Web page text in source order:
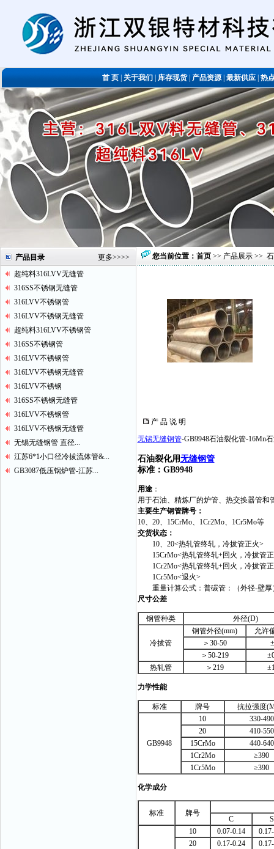
首 页关于我们库存现货|产品资源|最新供应|热
产品目录 更多>>>>
超纯料316LVV无缝管
316SS不锈钢无缝管
316LVV不锈钢管
316LVV不锈钢无缝管
超纯料316LVV不锈钢管
316SS不锈钢管
316LVV不锈钢管
316LVV不锈钢无缝管
316LVV不锈钢
316SS不锈钢无缝管
316LVV不锈钢管
316LVV不锈钢无缝管
无锡无缝钢管 直径...
江苏6*1小口径冷拔流体管&...
GB3087低压锅炉管-江苏...
您当前位置： 首页>> 产品展示>>
产 品 说 明
无锡无缝钢管-GB9948石油裂化管-16Mn
石油裂化用无缝钢管
标准：GB9948
用途：
用于石油、精炼厂的炉管、热交换器管和
主要生产钢管牌号：
10、20、15CrMo、1Cr2Mo、1Cr5Mo等
交货状态：
10、20<热轧管终轧，冷拔管正火>
15CrMo<热轧管终轧+回火，冷拔管正
1Cr2Mo<热轧管终轧+回火，冷拔管正
1Cr5Mo<退火>
重量计算公式：普碳管：（外径-壁厚
尺寸公差
钢管种类 外径(D)
冷拔管
钢管外径(mm)
允许
＞30-50
＞50-219
热轧管
＞219
力学性能
标准 牌号 抗拉强度
GB9948
10
330-490
20
410-550
15CrMo
440-640
1Cr2Mo
≥390
1Cr5Mo
≥390
化学成分
标准 牌号
C
10 0.07-0.14
20
0.17-0.24